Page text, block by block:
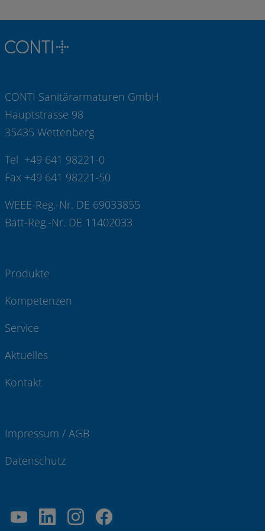
CONTI Sanitärarmaturen GmbH
Hauptstrasse 98
35435 Wettenberg
Tel +49 641 98221-0
Fax +49 641 98221-50
WEEE-Reg.-Nr. DE 69033855
Batt-Reg.-Nr. DE 11402033
Produkte
Kompetenzen
Service
Aktuelles
Kontakt
Impressum / AGB
Datenschutz